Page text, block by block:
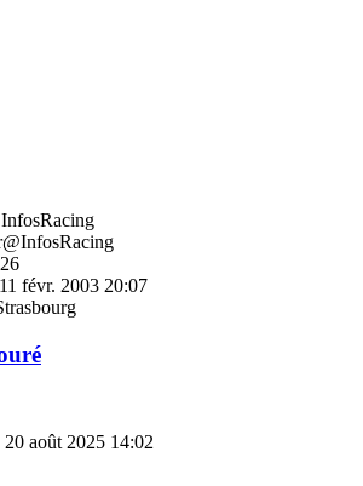
11 févr. 2003 20:07
20 août 2025 14:02